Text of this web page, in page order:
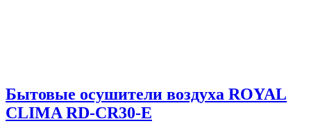
Бытовые осушители воздуха ROYAL
CLIMA RD-CR30-E